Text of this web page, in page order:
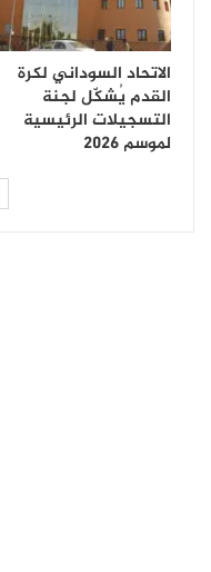
الاتحاد السوداني لكرة
القدم يُشكّل لجنة
التسجيلات الرئيسية
لموسم 2026